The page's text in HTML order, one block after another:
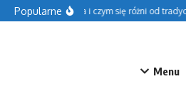
Przejdź do treści
Popularne
– na czym polega i czym się różni od
Menu